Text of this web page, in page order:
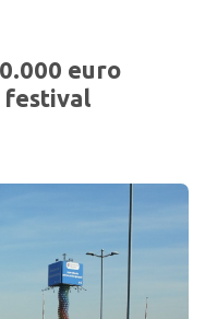
euro
festival